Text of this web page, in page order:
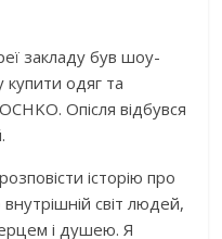
закладу був шоу-
купити одяг та
Опісля відбувся
історію про
світ людей,
і душею. Я